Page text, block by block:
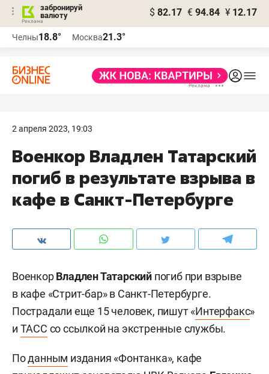
забронируй
валюту
$ 82.17 € 94.84 ¥ 12.17
Челны18.8° Москва21.3°
2 апреля 2023, 19:03
Военкор Владлен Татарский
погиб в результате взрыва в
кафе в Санкт-Петербурге
ВоенкорВладлен Татарский погиб при взрыве
в кафе «Стрит-бар» в Санкт-Петербурге.
Пострадали еще 15 человек, пишут «Интерфакс»
и ТАСС со ссылкой на экстренные службы.
Поданным издания «Фонтанка», кафе